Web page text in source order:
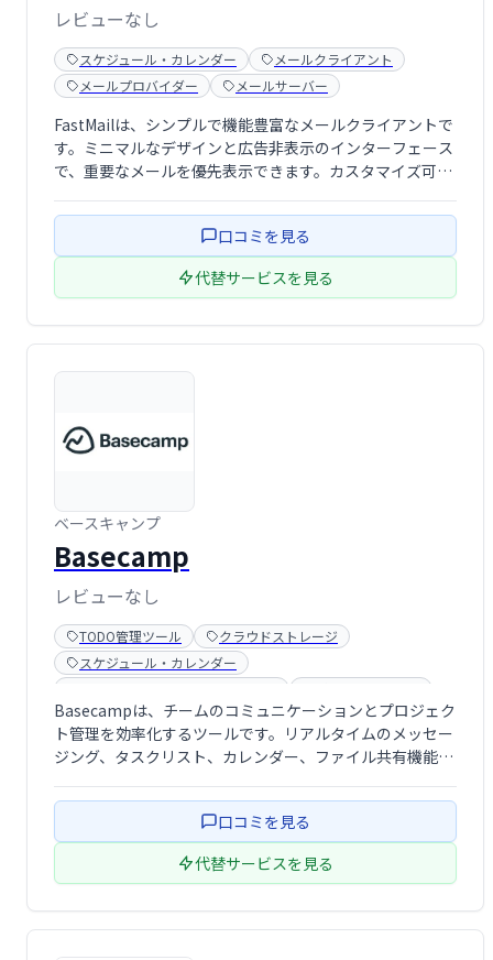
レビューなし
スケジュール・カレンダー
メールクライアント
メールプロバイダー
メールサーバー
FastMailは、シンプルで機能豊富なメールクライアントで
す。ミニマルなデザインと広告非表示のインターフェース
で、重要なメールを優先表示できます。カスタマイズ可能
ラベルでメールと連絡先を効率的に管理できます。信頼性
の高いサービスで、快適なメール体 …
口コミを見る
代替サービスを見る
ベースキャンプ
Basecamp
レビューなし
TODO管理ツール
クラウドストレージ
スケジュール・カレンダー
ワークフロー管理ツール
Basecampは、チームのコミュニケーションとプロジェク
ト管理を効率化するツールです。リアルタイムのメッセー
ジング、タスクリスト、カレンダー、ファイル共有機能に
携できます。優先順位付けや期限管理も容易になり、生産
性の向上に貢献します。口コミを見る
代替サービスを見る